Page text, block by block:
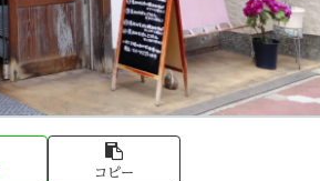
コピー